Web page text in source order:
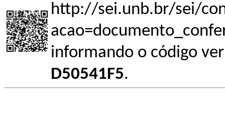
http://sei.unb.br/sei/
informando o código
D50541F5.